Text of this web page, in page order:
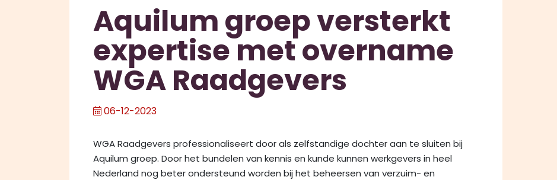
Aquilum groep versterkt
expertise met overname
WGA Raadgevers
06-12-2023
WGA Raadgevers professionaliseert door als zelfstandige dochter aan te sluiten bij
Aquilum groep. Door het bundelen van kennis en kunde kunnen werkgevers in heel
Nederland nog beter ondersteund worden bij het beheersen van verzuim- en